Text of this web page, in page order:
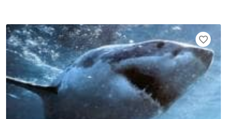
favorite_border